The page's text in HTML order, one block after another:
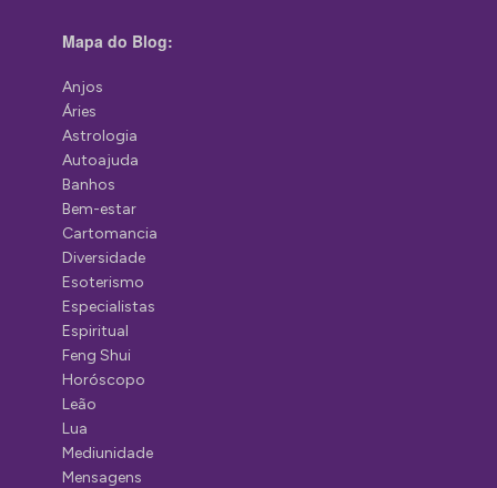
Mapa do Blog:
Anjos
Áries
Astrologia
Autoajuda
Banhos
Bem-estar
Cartomancia
Diversidade
Esoterismo
Especialistas
Espiritual
Feng Shui
Horóscopo
Leão
Lua
Mediunidade
Mensagens